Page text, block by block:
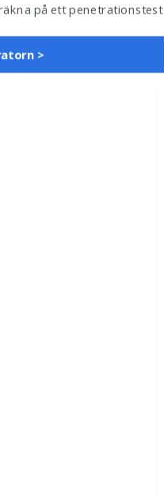
på ett penetrationstest
>